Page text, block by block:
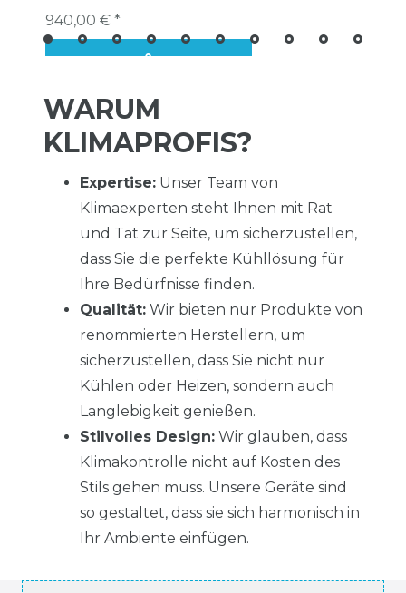
940,00 € *
WARUM
KLIMAPROFIS?
Expertise: Unser Team von
Klimaexperten steht Ihnen mit Rat
und Tat zur Seite, um sicherzustellen,
dass Sie die perfekte Kühllösung für
Ihre Bedürfnisse finden.
Qualität: Wir bieten nur Produkte von
renommierten Herstellern, um
sicherzustellen, dass Sie nicht nur
Kühlen oder Heizen, sondern auch
Langlebigkeit genießen.
Stilvolles Design: Wir glauben, dass
Klimakontrolle nicht auf Kosten des
Stils gehen muss. Unsere Geräte sind
so gestaltet, dass sie sich harmonisch in
Ihr Ambiente einfügen.